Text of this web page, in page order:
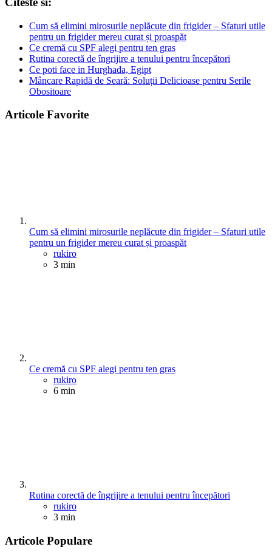
Cum să elimini mirosurile neplăcute din frigider – Sfaturi utile
pentru un frigider mereu curat și proaspăt
Ce cremă cu SPF alegi pentru ten gras
Rutina corectă de îngrijire a tenului pentru începători
Ce poti face in Hurghada, Egipt
Mâncare Rapidă de Seară: Soluții Delicioase pentru Serile
Obositoare
Articole Favorite
Cum să elimini mirosurile neplăcute din frigider – Sfaturi utile
pentru un frigider mereu curat și proaspăt
Posted
rukiro
3 min
Ce cremă cu SPF alegi pentru ten gras
Posted
rukiro
6 min
Rutina corectă de îngrijire a tenului pentru începători
Posted
rukiro
3 min
Articole Populare